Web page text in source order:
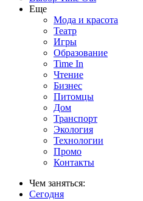
Еще
Мода и красота
Театр
Игры
Образование
Time In
Чтение
Бизнес
Питомцы
Дом
Транспорт
Экология
Технологии
Промо
Контакты
Чем заняться:
Сегодня